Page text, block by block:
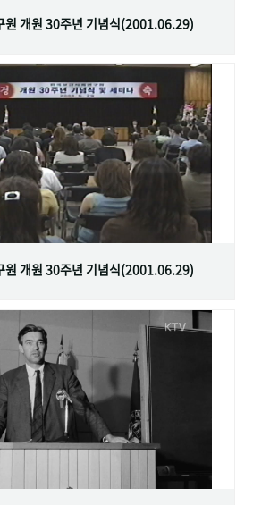
원 개원 30주년 기념식(2001.06.29)
원 개원 30주년 기념식(2001.06.29)